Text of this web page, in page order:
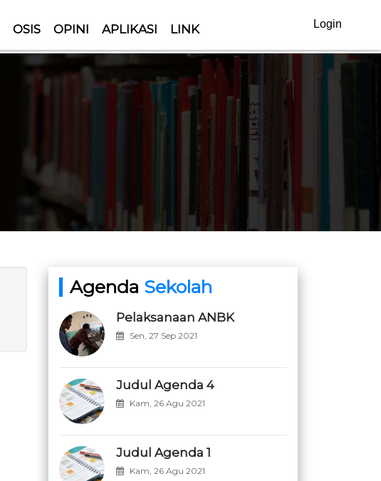
OSIS OPINI APLIKASI LINK Login
Agenda Sekolah
Pelaksanaan ANBK
Sen, 27 Sep 2021
Judul Agenda 4
Kam, 26 Agu 2021
Judul Agenda 1
Kam, 26 Agu 2021